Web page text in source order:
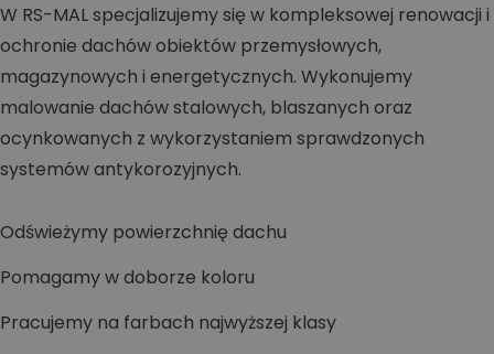
W RS-MAL specjalizujemy się w kompleksowej renowacji i
ochronie dachów obiektów przemysłowych,
magazynowych i energetycznych. Wykonujemy
malowanie dachów stalowych, blaszanych oraz
ocynkowanych z wykorzystaniem sprawdzonych
systemów antykorozyjnych.
Odświeżymy powierzchnię dachu
Pomagamy w doborze koloru
Pracujemy na farbach najwyższej klasy